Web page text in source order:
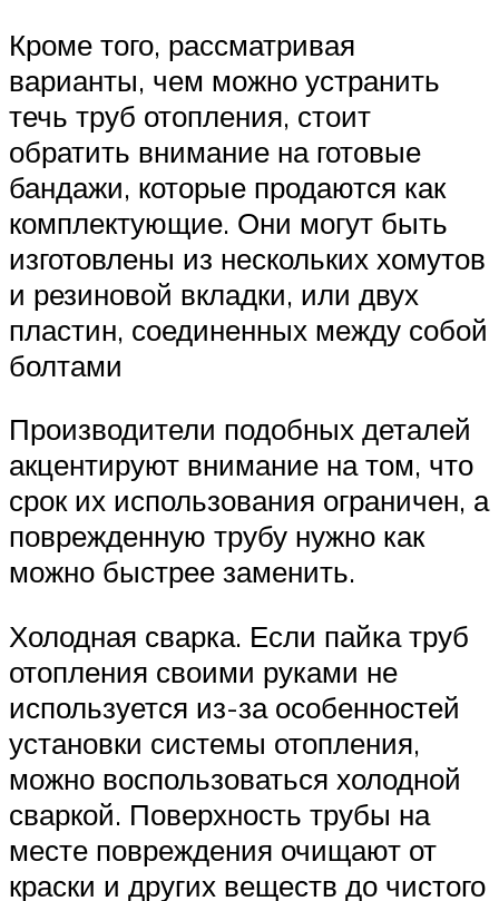
Кроме того, рассматривая
варианты, чем можно устранить
течь труб отопления, стоит
обратить внимание на готовые
бандажи, которые продаются как
комплектующие. Они могут быть
изготовлены из нескольких хомутов
и резиновой вкладки, или двух
пластин, соединенных между собой
болтами
Производители подобных деталей
акцентируют внимание на том, что
срок их использования ограничен, а
поврежденную трубу нужно как
можно быстрее заменить.
Холодная сварка. Если пайка труб
отопления своими руками не
используется из-за особенностей
установки системы отопления,
можно воспользоваться холодной
сваркой. Поверхность трубы на
месте повреждения очищают от
краски и других веществ до чистого